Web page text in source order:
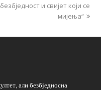
безбједност и свијет који се
мијења“
али безбједносна